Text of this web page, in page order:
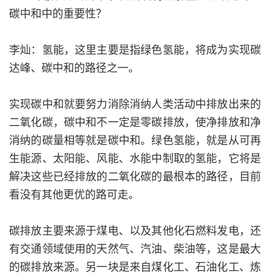
碳中和中的重要性？
李灿：氢能，这里主要是指绿色氢能，将成为实现碳
达峰、碳中和的路径之一。
实现碳中和就要努力消除消纳人类活动中排放出来的
二氧化碳，碳中和不一定是零碳排放，使净排放和净
消纳的碳量相等就是碳中和。绿色氢能，就是从可再
生能源、太阳能、风能、水能中制取的氢能，它将是
解决这些已经排放的二氧化碳的最根本的路径，目前
看没有其他更优的路可走。
碳排放主要来源于煤电、以及其他化石燃料发电，还
有交通领域使用的天然气、汽油、柴油等，这是最大
的碳排放来源。另一块是来自煤化工、石油化工、炼